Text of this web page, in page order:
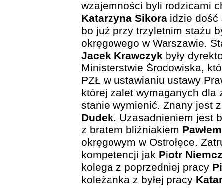
wzajemności byli rodzicami
Katarzyna Sikora idzie dość
bo już przy trzyletnim stażu
okręgowego w Warszawie.
Jacek Krawczyk były
Ministerstwie Środowiska,
PZŁ w ustawianiu ustawy
której zalet wymaganych dla
stanie wymienić. Znany jest
Dudek. Uzasadnieniem jest
z bratem bliźniakiem
okręgowym w Ostrołęce.
kompetencji jak Piotr
kolega z poprzedniej pracy
koleżanka z byłej pracy